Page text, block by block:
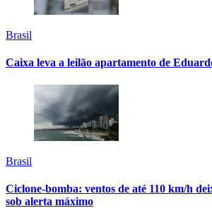
Brasil
Caixa leva a leilão apartamento de
Brasil
Ciclone-bomba: ventos de até 110 km/h
sob alerta máximo